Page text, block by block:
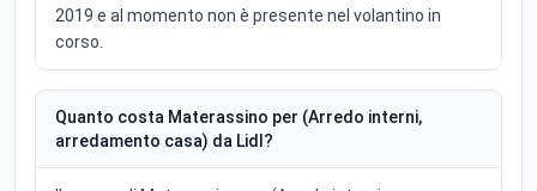
2019 e al momento non è presente nel volantino in
corso.
Quanto costa Materassino per (Arredo interni,
arredamento casa) da Lidl?